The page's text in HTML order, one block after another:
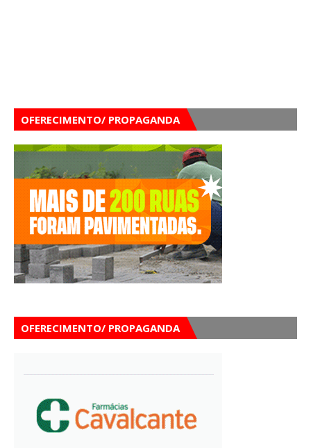
OFERECIMENTO/ PROPAGANDA
OFERECIMENTO/ PROPAGANDA